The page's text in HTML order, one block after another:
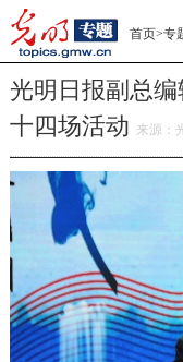
首页>专
光明日报副总
十四场活动 来源：